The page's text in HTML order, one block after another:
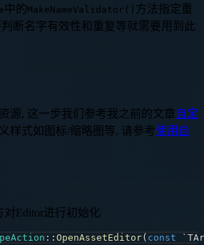
中的MakeNameValidator() 方法指定重
断名字有效性和重复等就需要用到此
源, 这一步我们参考我之前的文章自定
样式如图标/缩略图等, 请参考使用自
Editor进行初始化
:: OpenAssetEditor( const